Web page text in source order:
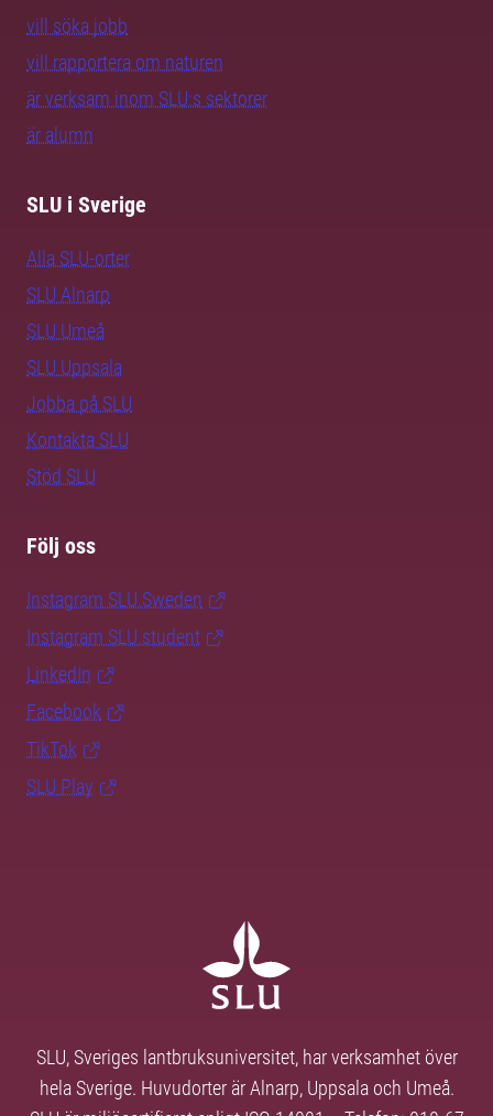
vill söka jobb
vill rapportera om naturen
är verksam inom SLU:s sektorer
är alumn
SLU i Sverige
Alla SLU-orter
SLU Alnarp
SLU Umeå
SLU Uppsala
Jobba på SLU
Kontakta SLU
Stöd SLU
Följ oss
Instagram SLU.Sweden
Instagram SLU.student
LinkedIn
Facebook
TikTok
SLU Play
SLU, Sveriges lantbruksuniversitet, har verksamhet över
hela Sverige. Huvudorter är Alnarp, Uppsala och Umeå.